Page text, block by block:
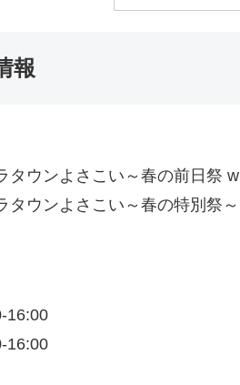
報
タウンよさこい～春の前日祭
タウンよさこい～春の特別祭～
16:00
16:00